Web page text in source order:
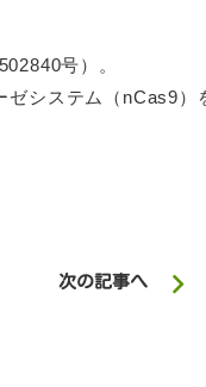
号）。
システム（nCas9）
次の記事へ